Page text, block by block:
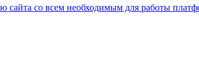
сайта со всем необходимым для работы